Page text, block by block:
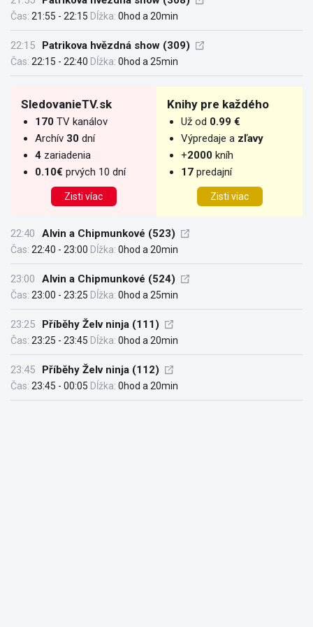
Čas: 21:55 - 22:15 Dĺžka: 0hod a 20min
22:15 Patrikova hvězdná show (309)
Čas: 22:15 - 22:40 Dĺžka: 0hod a 25min
SledovanieTV.sk
170 TV kanálov
Archív 30 dní
4 zariadenia
0.10€ prvých 10 dní
Zisti víac
Knihy pre každého
Už od 0.99 €
Výpredaje a zľavy
+2000 kníh
17 predajní
Zisti viac
22:40 Alvin a Chipmunkové (523)
Čas: 22:40 - 23:00 Dĺžka: 0hod a 20min
23:00 Alvin a Chipmunkové (524)
Čas: 23:00 - 23:25 Dĺžka: 0hod a 25min
23:25 Příběhy Želv ninja (111)
Čas: 23:25 - 23:45 Dĺžka: 0hod a 20min
23:45 Příběhy Želv ninja (112)
Čas: 23:45 - 00:05 Dĺžka: 0hod a 20min